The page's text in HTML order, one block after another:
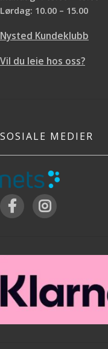
Lørdag: 10.00 – 15.00
Nysted Kundeklubb
Vil du leie hos oss?
SOSIALE MEDIER